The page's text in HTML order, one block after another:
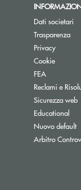
Dati societari
Trasparenza
Privacy
Cookie
FEA
Reclami e
Sicurezza web
Educational
Nuovo default
Arbitro